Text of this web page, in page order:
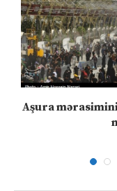
Aşura